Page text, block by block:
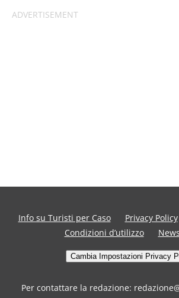
Info su Turisti per Caso Privacy Policy
Condizioni d’utilizzo
Cambia Impostazioni Privacy
Per contattare la redazione: